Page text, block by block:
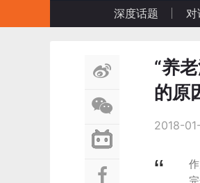
深度话题
对
“养
的原
2018-